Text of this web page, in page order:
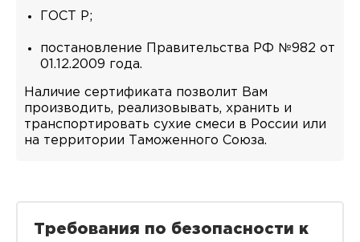
ГОСТ Р;
постановление Правительства РФ №982 от
01.12.2009 года.
Наличие сертификата позволит Вам
производить, реализовывать, хранить и
транспортировать сухие смеси в России или
на территории Таможенного Союза.
Требования по безопасности к